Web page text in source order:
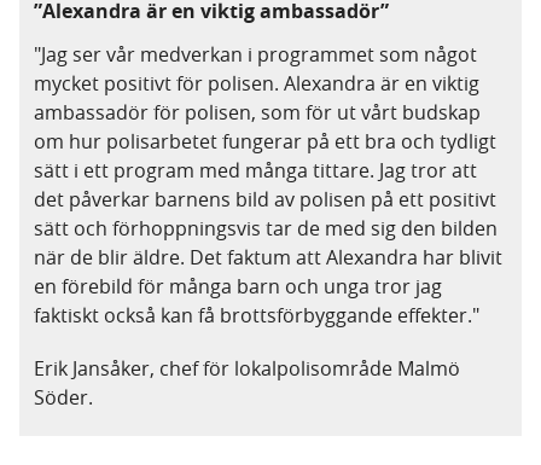
”Alexandra är en viktig ambassadör”
"Jag ser vår medverkan i programmet som något
mycket positivt för polisen. Alexandra är en viktig
ambassadör för polisen, som för ut vårt budskap
om hur polisarbetet fungerar på ett bra och tydligt
sätt i ett program med många tittare. Jag tror att
det påverkar barnens bild av polisen på ett positivt
sätt och förhoppningsvis tar de med sig den bilden
när de blir äldre. Det faktum att Alexandra har blivit
en förebild för många barn och unga tror jag
faktiskt också kan få brottsförbyggande effekter."
Erik Jansåker, chef för lokalpolisområde Malmö
Söder.